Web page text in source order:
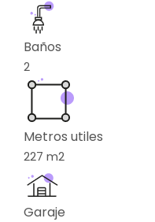
Baños
2
Metros utiles
227 m2
Garaje